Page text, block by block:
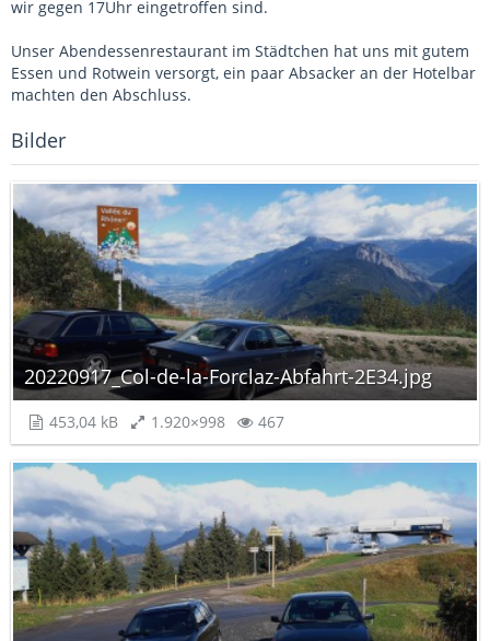
wir gegen 17Uhr eingetroffen sind.
Unser Abendessenrestaurant im Städtchen hat uns mit gutem
Essen und Rotwein versorgt, ein paar Absacker an der Hotelbar
machten den Abschluss.
Bilder
20220917_Col-de-la-Forclaz-Abfahrt-2E34.jpg
453,04 kB 1.920×998 467